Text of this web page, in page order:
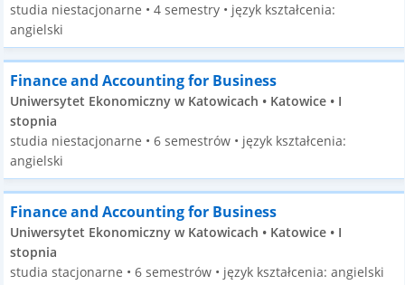
studia niestacjonarne • 4 semestry • język kształcenia:
angielski
Finance and Accounting for Business
Uniwersytet Ekonomiczny w Katowicach • Katowice • I
stopnia
studia niestacjonarne • 6 semestrów • język kształcenia:
angielski
Finance and Accounting for Business
Uniwersytet Ekonomiczny w Katowicach • Katowice • I
stopnia
studia stacjonarne • 6 semestrów • język kształcenia: angielski